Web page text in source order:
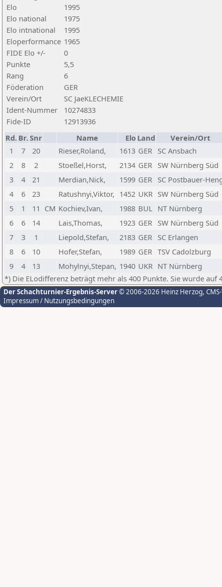
Elo
1995
Elo national
1975
Elo intnational
1995
Eloperformance 1965
FIDE Elo +/-
0
Punkte
5,5
Rang
6
Föderation
GER
Verein/Ort
SC JaeKLECHEMIE
Ident-Nummer
10274833
Fide-ID
12913936
Rd. Br.Snr Name Elo Land
Verein/Ort
1
7 20 Rieser,Roland, 1613 GER SC Ansbach
2
8 2 Stoeßel,Horst, 2134 GER SW Nürnberg Süd
3
4 21 Merdian,Nick, 1599 GER SC Postbauer-
4
6 23 Ratushnyi,Viktor, 1452 UKR SW Nürnberg Süd
5
1 11 CM Kochiev,Ivan, 1988 BUL NT Nürnberg
6
6 14 Lais,Thomas, 1923 GER SW Nürnberg Süd
7
3 1 Liepold,Stefan, 2183 GER SC Erlangen
8
6 10 Hofer,Stefan, 1989 GER TSV Cadolzburg
9
4 13 Mohylnyi,Stepan, 1940 UKR NT Nürnberg
*) Die ELodifferenz beträgt mehr als 400 Punkte. Sie wurde auf
Der Schachturnier-Ergebnis-Server© 2006-2026 Heinz Herzog,
Impressum / Nutzungsbedingungen